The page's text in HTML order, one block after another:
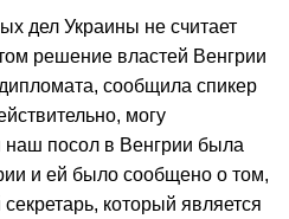
дел Украины не считает
решение властей Венгрии
сообщила спикер
могу
наш посол в Венгрии была
и ей было сообщено о том,
который является